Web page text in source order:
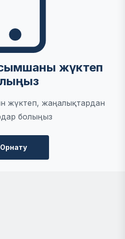
жүктеп
жүктеп, жаңалықтардан
болыңыз
Орнату